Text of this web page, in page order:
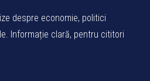
despre economie, politici
Informație clară, pentru cititori